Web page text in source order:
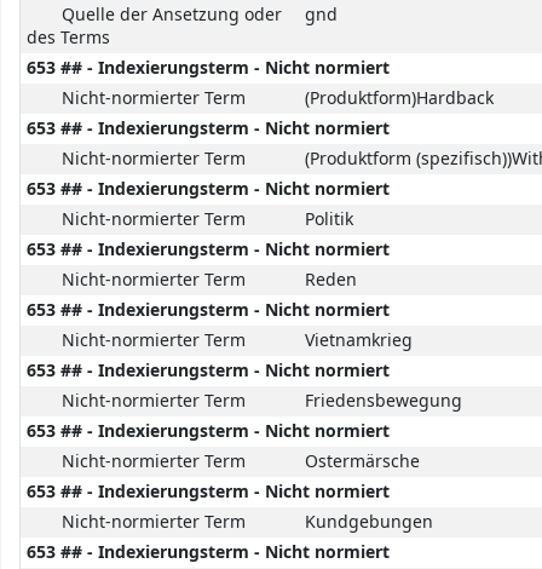
Quelle der Ansetzung oder
des Terms
gnd
653 ## - Indexierungsterm - Nicht normiert
Nicht-normierter Term
(Produktform)Hardback
653 ## - Indexierungsterm - Nicht normiert
Nicht-normierter Term
(Produktform
653 ## - Indexierungsterm - Nicht normiert
Nicht-normierter Term
Politik
653 ## - Indexierungsterm - Nicht normiert
Nicht-normierter Term
Reden
653 ## - Indexierungsterm - Nicht normiert
Nicht-normierter Term
Vietnamkrieg
653 ## - Indexierungsterm - Nicht normiert
Nicht-normierter Term
Friedensbewegung
653 ## - Indexierungsterm - Nicht normiert
Nicht-normierter Term
Ostermärsche
653 ## - Indexierungsterm - Nicht normiert
Nicht-normierter Term
Kundgebungen
653 ## - Indexierungsterm - Nicht normiert